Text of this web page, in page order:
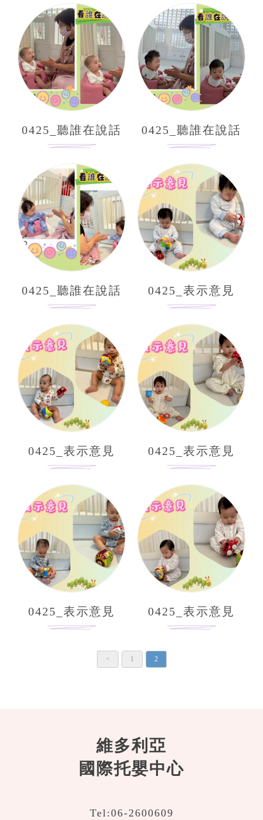
0425_聽誰在說話 0425_聽誰在說話
0425_聽誰在說話 0425_表示意見
0425_表示意見 0425_表示意見
0425_表示意見 0425_表示意見
< 1 2
維多利亞
國際托嬰中心
Tel:06-2600609